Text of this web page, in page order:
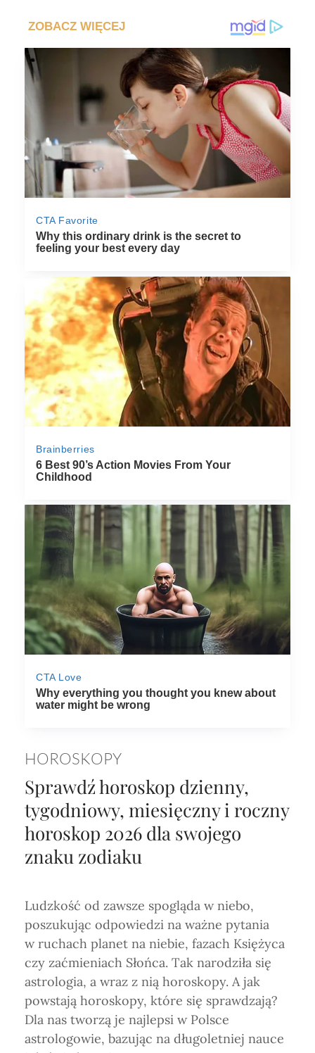
HOROSKOPY
Sprawdź horoskop dzienny,
tygodniowy, miesięczny i roczny
horoskop 2026 dla swojego
znaku zodiaku
Ludzkość od zawsze spogląda w niebo,
poszukując odpowiedzi na ważne pytania
w ruchach planet na niebie, fazach Księżyca
czy zaćmieniach Słońca. Tak narodziła się
astrologia, a wraz z nią horoskopy. A jak
powstają horoskopy, które się sprawdzają?
Dla nas tworzą je najlepsi w Polsce
astrologowie, bazując na długoletniej nauce